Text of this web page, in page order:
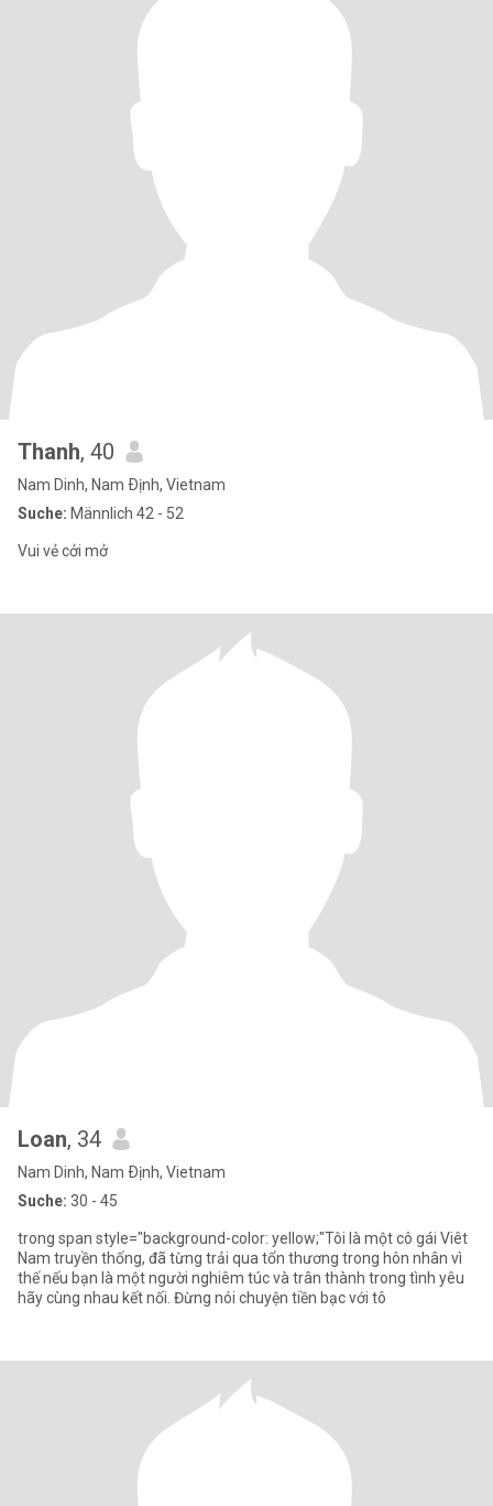
Thanh, 40
Nam Dinh, Nam Ðịnh, Vietnam
Suche: Männlich 42 - 52
Vui vẻ cởi mở
Loan, 34
Nam Dinh, Nam Ðịnh, Vietnam
Suche: 30 - 45
trong span style="background-color: yellow;"Tôi là một cô gái Viêt
Nam truyền thống, đã từng trải qua tổn thương trong hôn nhân vì
thế nếu bạn là một người nghiêm túc và trân thành trong tình yêu
hãy cùng nhau kết nối. Đừng nói chuyện tiền bạc với tô